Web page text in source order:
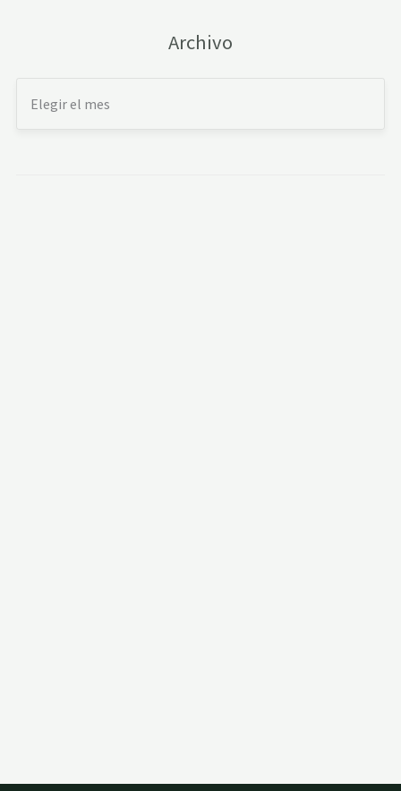
Archivo